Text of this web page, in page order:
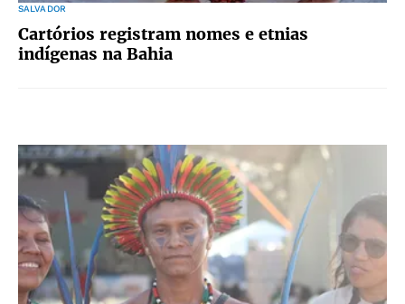
SALVADOR
Cartórios registram nomes e etnias
indígenas na Bahia